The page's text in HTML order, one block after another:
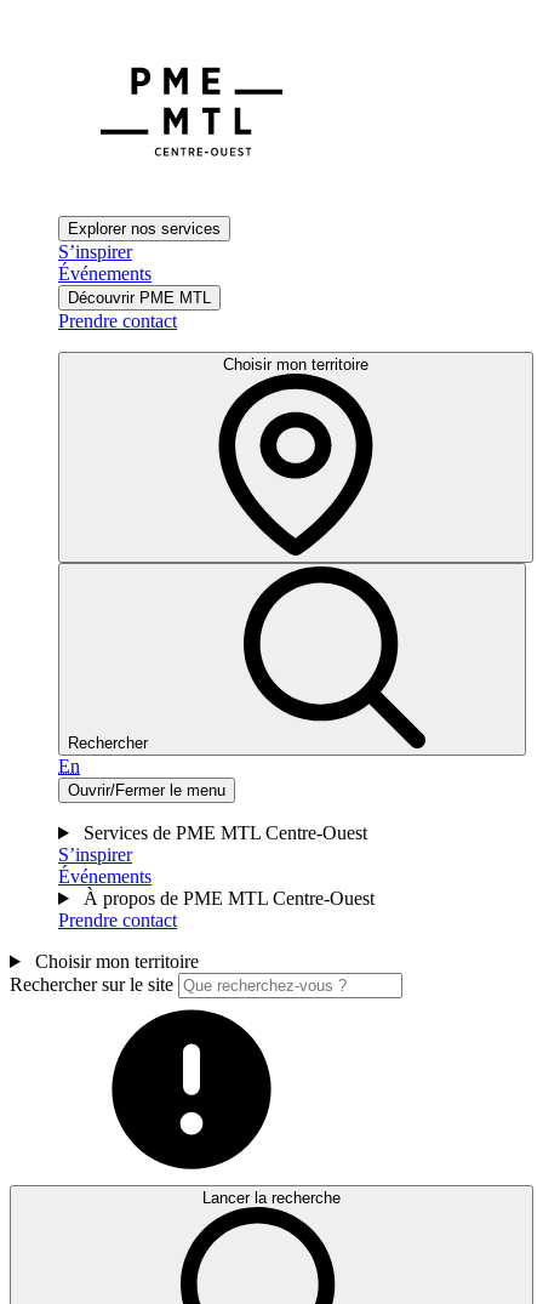
Explorer nos services
S’inspirer
Événements
Découvrir PME MTL
Prendre contact
Choisir mon territoire
Rechercher
En
Ouvrir/Fermer le menu
Services de PME MTL Centre-Ouest
S’inspirer
Événements
À propos de PME MTL Centre-Ouest
Prendre contact
Choisir mon territoire
Rechercher sur le site
Lancer la recherche